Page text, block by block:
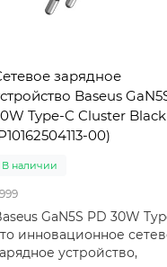
зарядное
Baseus
Type-C Cluster Black
00)
В наличии
GaN5S PD 30W
инновационное
устройство,